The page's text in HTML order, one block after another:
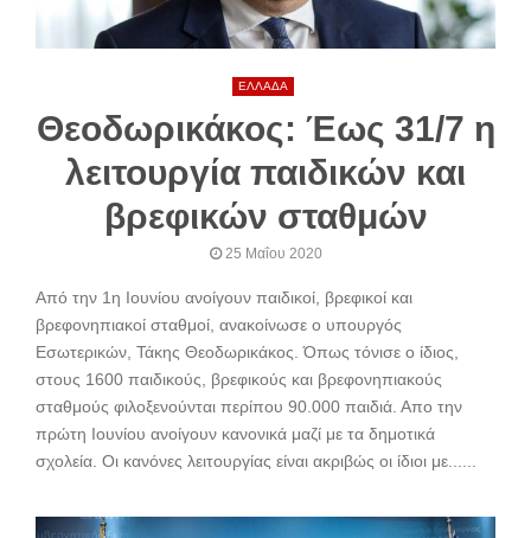
ΕΛΛΑΔΑ
Θεοδωρικάκος: Έως 31/7 η
λειτουργία παιδικών και
βρεφικών σταθμών
25 Μαΐου 2020
Από την 1η Ιουνίου ανοίγουν παιδικοί, βρεφικοί και
βρεφονηπιακοί σταθμοί, ανακοίνωσε ο υπουργός
Εσωτερικών, Τάκης Θεοδωρικάκος. Όπως τόνισε ο ίδιος,
στους 1600 παιδικούς, βρεφικούς και βρεφονηπιακούς
σταθμούς φιλοξενούνται περίπου 90.000 παιδιά. Απο την
πρώτη Ιουνίου ανοίγουν κανονικά μαζί με τα δημοτικά
σχολεία. Οι κανόνες λειτουργίας είναι ακριβώς οι ίδιοι με......